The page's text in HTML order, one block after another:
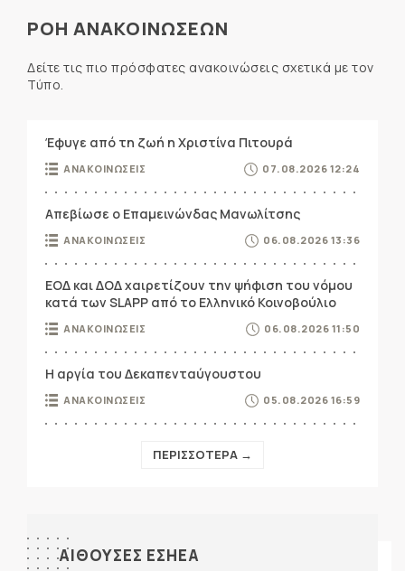
ΡΟΗ ΑΝΑΚΟΙΝΩΣΕΩΝ
Δείτε τις πιο πρόσφατες ανακοινώσεις σχετικά με τον
Τύπο.
Έφυγε από τη ζωή η Χριστίνα Πιτουρά
ΑΝΑΚΟΙΝΩΣΕΙΣ 07.08.2026 12:24
Απεβίωσε ο Επαμεινώνδας Μανωλίτσης
ΑΝΑΚΟΙΝΩΣΕΙΣ 06.08.2026 13:36
ΕΟΔ και ΔΟΔ χαιρετίζουν την ψήφιση του νόμου
κατά των SLAPP από το Ελληνικό Κοινοβούλιο
ΑΝΑΚΟΙΝΩΣΕΙΣ 06.08.2026 11:50
Η αργία του Δεκαπενταύγουστου
ΑΝΑΚΟΙΝΩΣΕΙΣ 05.08.2026 16:59
ΠΕΡΙΣΣΟΤΕΡΑ →
ΑΙΘΟΥΣΕΣ ΕΣΗΕΑ